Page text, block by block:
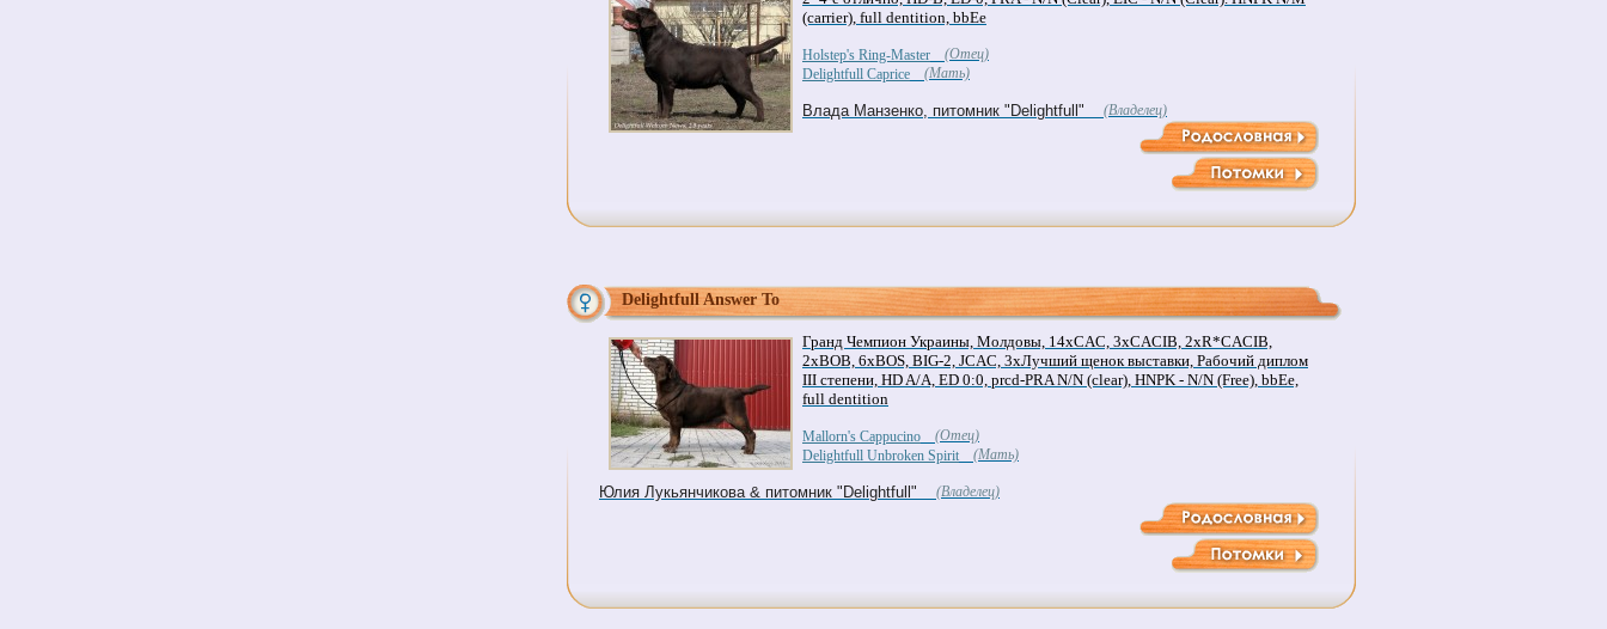
(carrier), full dentition, bbEe
Holstep's Ring-Master
(Отец)
Delightfull Caprice
(Мать)
Влада Манзенко, питомник "Delightfull" (Владелец)
Delightfull Answer To
Гранд Чемпион Украины, Молдовы, 14xCAC, 3xCACIB, 2xR*CACIB,
2xBOB, 6xBOS, BIG-2, JCAC, 3хЛучший щенок выставки, Рабочий диплом
III степени, HD A/A, ED 0:0, prcd-PRA N/N (clear), HNPK - N/N (Free), bbEe,
full dentition
Mallorn's Cappucino
(Отец)
Delightfull Unbroken Spirit
(Мать)
Юлия Лукьянчикова & питомник "Delightfull" (Владелец)